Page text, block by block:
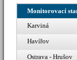
Monitorovací
Karviná
Havířov
Ostrava - Hrušov